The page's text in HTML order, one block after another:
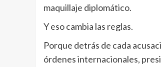
maquillaje diplomático.
Y eso cambia las reglas.
Porque detrás de cada
órdenes internacionales,